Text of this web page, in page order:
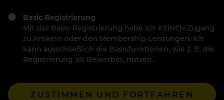
Basic-Registrierung
Mit der Basic-Registrierung habe ich KEINEN Zugang
zu Artikeln oder den Membership-Leistungen. Ich
kann ausschließlich die Basisfunktionen, wie z. B. die
Registrierung als Bewerber, nutzen.
ZUSTIMMEN UND FORTFAHREN